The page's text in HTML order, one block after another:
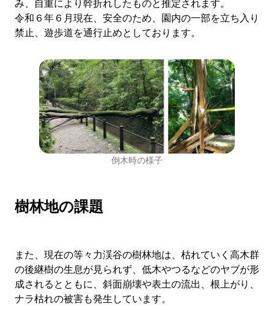
み、自重により幹折れしたものと推定されます。
令和６年６月現在、安全のため、園内の一部を立ち入り
禁止、遊歩道を通行止めとしております。
倒木時の様子
樹林地の課題
また、現在の等々力渓谷の樹林地は、枯れていく高木群
の後継樹の生息が見られず、低木やつるなどのヤブが形
成されるとともに、斜面崩壊や表土の流出、根上がり、
ナラ枯れの被害も発生しています。